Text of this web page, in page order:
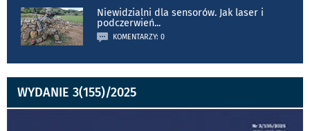
Niewidzialni dla sensorów. Jak laser i
podczerwień...
KOMENTARZY: 0
WYDANIE 3(155)/2025